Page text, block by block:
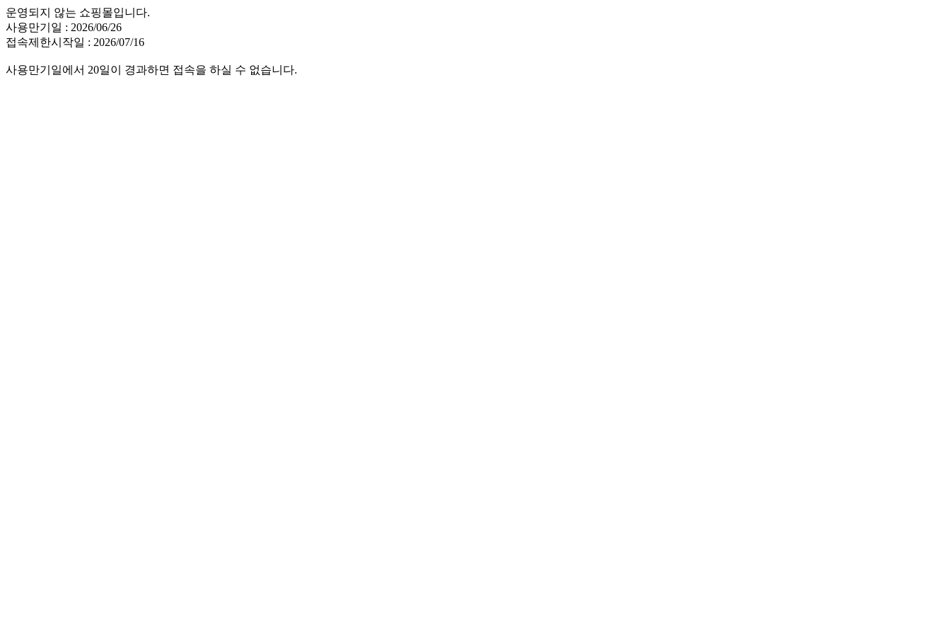
운영되지 않는 쇼핑몰입니다.
사용만기일 : 2026/06/26
접속제한시작일 : 2026/07/16
사용만기일에서 20일이 경과하면 접속을 하실 수 없습니다.